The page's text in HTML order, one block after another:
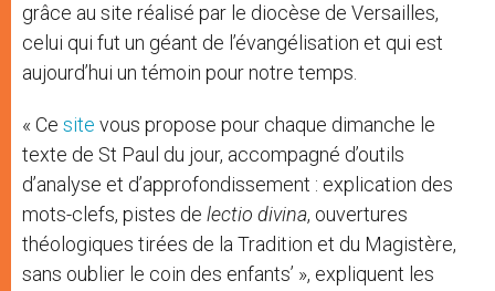
grâce au site réalisé par le diocèse de Versailles,
celui qui fut un géant de l’évangélisation et qui est
aujourd’hui un témoin pour notre temps.
« Ce site vous propose pour chaque dimanche le
texte de St Paul du jour, accompagné d’outils
d’analyse et d’approfondissement : explication des
mots-clefs, pistes de lectio divina, ouvertures
théologiques tirées de la Tradition et du Magistère,
sans oublier le coin des enfants’ », expliquent les